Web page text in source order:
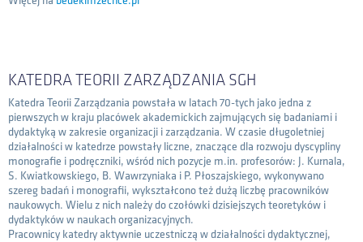
KATEDRA TEORII ZARZĄDZANIA SGH
Katedra Teorii Zarządzania powstała w latach 70-tych jako jedna z
pierwszych w kraju placówek akademickich zajmujących się badaniami i
dydaktyką w zakresie organizacji i zarządzania. W czasie długoletniej
działalności w katedrze powstały liczne, znaczące dla rozwoju dyscypliny
monografie i podręczniki, wśród nich pozycje m.in. profesorów: J. Kurnala,
S. Kwiatkowskiego, B. Wawrzyniaka i P. Płoszajskiego, wykonywano
szereg badań i monografii, wykształcono też dużą liczbę pracowników
naukowych. Wielu z nich należy do czołówki dzisiejszych teoretyków i
dydaktyków w naukach organizacyjnych.
Pracownicy katedry aktywnie uczestniczą w działalności dydaktycznej,